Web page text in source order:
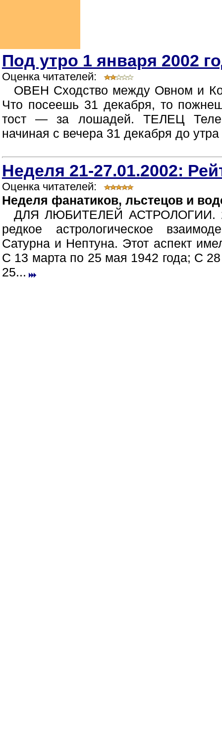
Под утро 1 января 2002
Оценка читателей:
ОВЕН Сходство между Овном и
Что посеешь 31 декабря, то
тост — за лошадей. ТЕЛЕЦ
начиная с вечера 31 декабря до
Неделя 21-27.01.2002:
Оценка читателей:
Неделя фанатиков, льстецов и
ДЛЯ ЛЮБИТЕЛЕЙ АСТРОЛОГИИ.
редкое астрологическое
Сатурна и Нептуна. Этот аспект
С 13 марта по 25 мая 1942 года; С
25...